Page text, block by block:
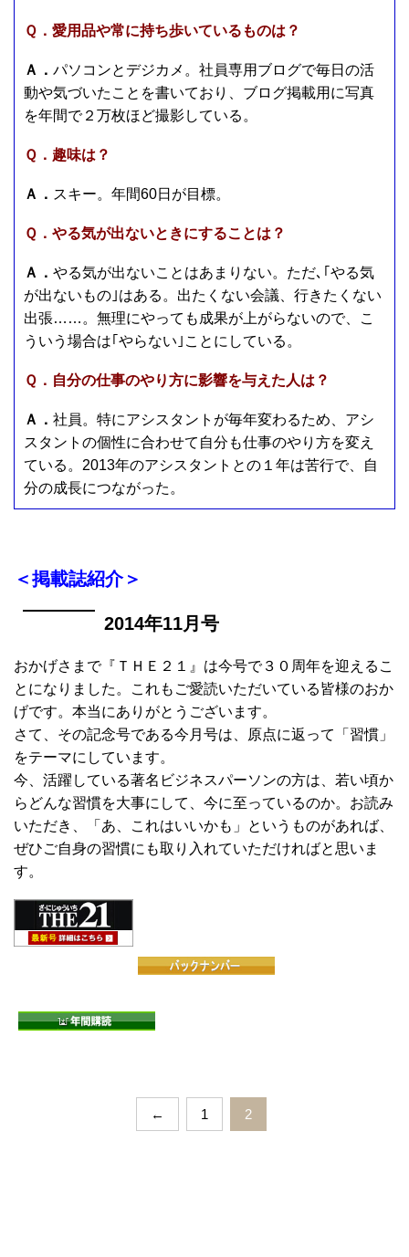
Ｑ．愛用品や常に持ち歩いているものは？
Ａ． パソコンとデジカメ。社員専用ブログで毎日の活
動や気づいたことを書いており、ブログ掲載用に写真
を年間で２万枚ほど撮影している。
Ｑ．趣味は？
Ａ． スキー。年間60日が目標。
Ｑ．やる気が出ないときにすることは？
Ａ． やる気が出ないことはあまりない。ただ､｢やる気
が出ないもの｣はある。出たくない会議、行きたくない
出張……。無理にやっても成果が上がらないので、こ
ういう場合は｢やらない｣ことにしている。
Ｑ．自分の仕事のやり方に影響を与えた人は？
Ａ． 社員。特にアシスタントが毎年変わるため、アシ
スタントの個性に合わせて自分も仕事のやり方を変え
ている。2013年のアシスタントとの１年は苦行で、自
分の成長につながった。
＜掲載誌紹介＞
2014年11月号
おかげさまで『ＴＨＥ２１』は今号で３０周年を迎えるこ
とになりました。これもご愛読いただいている皆様のおか
げです。本当にありがとうございます。
さて、その記念号である今月号は、原点に返って「習慣」
をテーマにしています。
今、活躍している著名ビジネスパーソンの方は、若い頃か
らどんな習慣を大事にして、今に至っているのか。お読み
いただき、「あ、これはいいかも」というものがあれば、
ぜひご自身の習慣にも取り入れていただければと思いま
す。
← 1 2